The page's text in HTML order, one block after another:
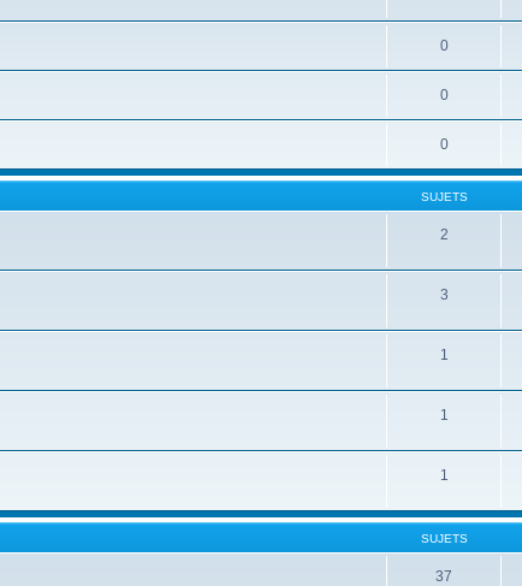
0
0
0
SUJETS
2
3
1
1
1
SUJETS
37